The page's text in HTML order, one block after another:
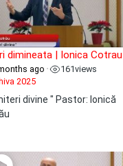
dimineata | Ionica Cotrau
ago • 161views
2025
divine " Pastor: Ionică